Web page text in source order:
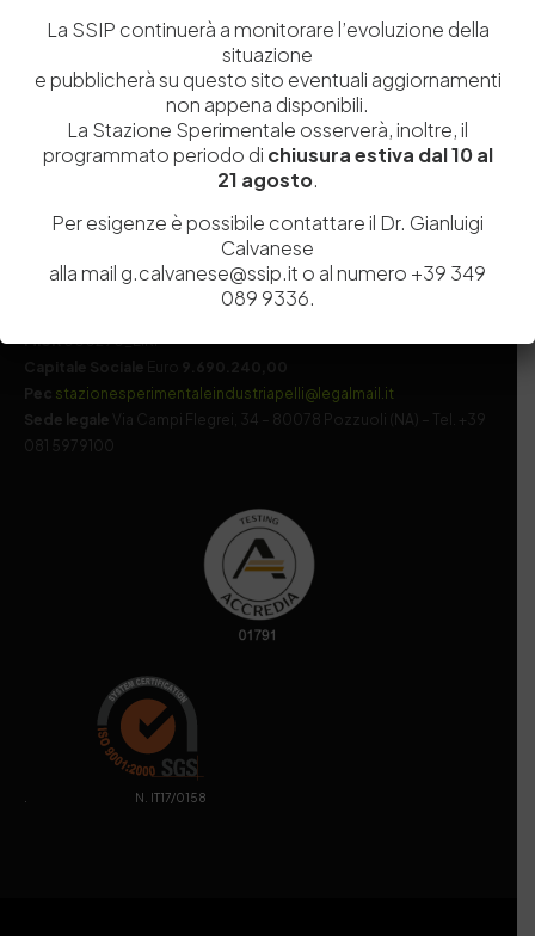
Divulgazione scientifica e
Contribuenti
Contatti
Media
Tutela Whistleblowing
Amministrazione Trasparente
Codice fiscale e Partita Iva
07936981211
Iscrizione REANA 920756
MIUR000290_EIRI
Pec stazionesperimentaleindustriapelli@legalmail.it
Sede legale
Via Campi Flegrei, 34 – 80078 Pozzuoli (NA) – Tel. +39
081 5979100
. N. IT17/0158
La SSIP continuerà a monitorare l’evoluzione della
situazione
e pubblicherà su questo sito eventuali aggiornamenti
non appena disponibili.
La Stazione Sperimentale osserverà, inoltre, il
programmato periodo di chiusura estiva dal 10 al
21 agosto.
Per esigenze è possibile contattare il Dr. Gianluigi
Calvanese
alla mail g.calvanese@ssip.it o al numero +39 349
089 9336.